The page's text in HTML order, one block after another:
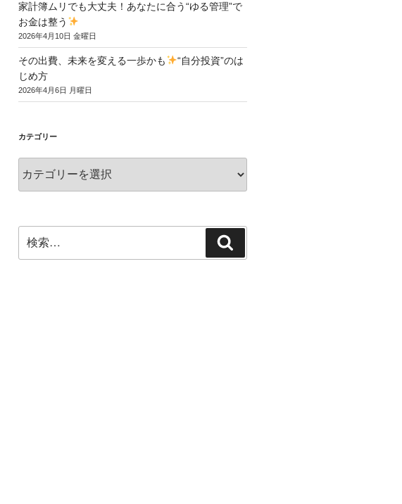
家計簿ムリでも大丈夫！あなたに合う“ゆる管理”で
お金は整う
2026年4月10日 金曜日
その出費、未来を変える一歩かも
“自分投資”のは
じめ方
2026年4月6日 月曜日
カテゴリー